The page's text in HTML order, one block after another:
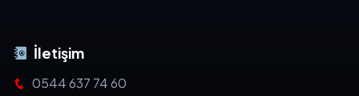
İletişim
0544 637 74 60